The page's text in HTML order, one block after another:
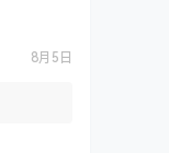
8月5日